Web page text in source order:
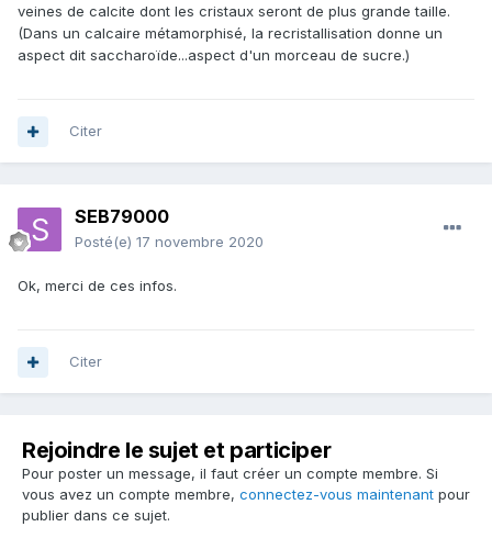
veines de calcite dont les cristaux seront de plus grande taille.
(Dans un calcaire métamorphisé, la recristallisation donne un
aspect dit saccharoïde...aspect d'un morceau de sucre.)
Citer
SEB79000
Posté(e) 17 novembre 2020
Ok, merci de ces infos.
Citer
Rejoindre le sujet et participer
Pour poster un message, il faut créer un compte membre. Si
vous avez un compte membre, connectez-vous maintenant pour
publier dans ce sujet.